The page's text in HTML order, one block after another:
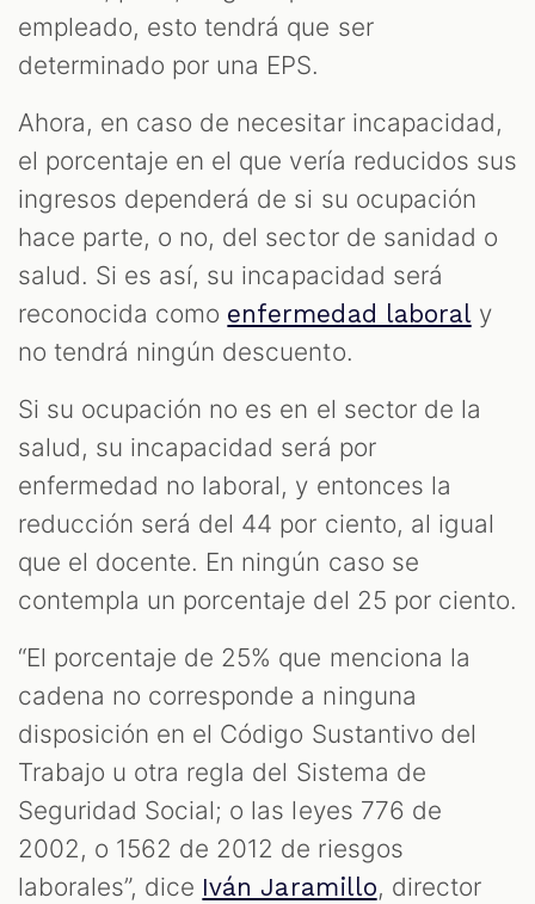
empleado, esto tendrá que ser
determinado por una EPS.
Ahora, en caso de necesitar incapacidad,
el porcentaje en el que vería reducidos sus
ingresos dependerá de si su ocupación
hace parte, o no, del sector de sanidad o
salud. Si es así, su incapacidad será
reconocida como enfermedad laboraly
no tendrá ningún descuento.
Si su ocupación no es en el sector de la
salud, su incapacidad será por
enfermedad no laboral, y entonces la
reducción será del 44 por ciento, al igual
que el docente. En ningún caso se
contempla un porcentaje del 25 por ciento.
“El porcentaje de 25% que menciona la
cadena no corresponde a ninguna
disposición en el Código Sustantivo del
Trabajo u otra regla del Sistema de
Seguridad Social; o las leyes 776 de
2002, o 1562 de 2012 de riesgos
laborales”, dice Iván Jaramillo, director